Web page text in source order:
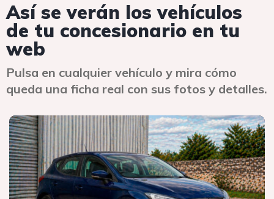
Así se verán los vehículos
de tu concesionario en tu
web
Pulsa en cualquier vehículo y mira cómo
queda una ficha real con sus fotos y detalles.